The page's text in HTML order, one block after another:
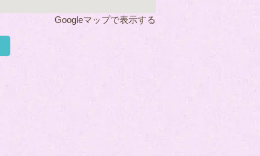
Googleマップで表示する